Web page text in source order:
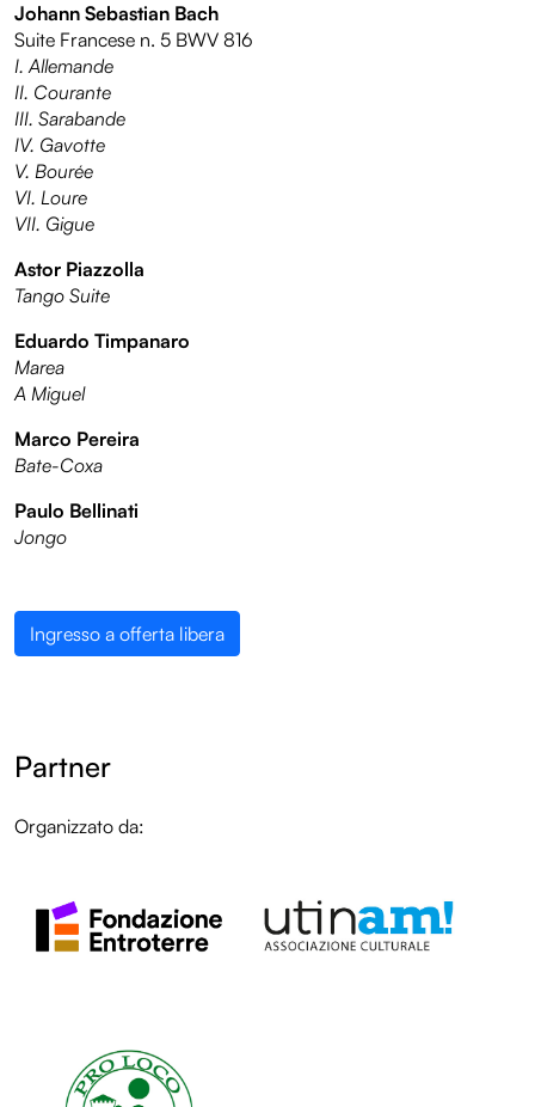
Johann Sebastian Bach
Suite Francese n. 5 BWV 816
I. Allemande
II. Courante
III. Sarabande
IV. Gavotte
V. Bourée
VI. Loure
VII. Gigue
Astor Piazzolla
Tango Suite
Eduardo Timpanaro
Marea
A Miguel
Marco Pereira
Bate-Coxa
Paulo Bellinati
Jongo
Ingresso a offerta libera
Partner
Organizzato da: